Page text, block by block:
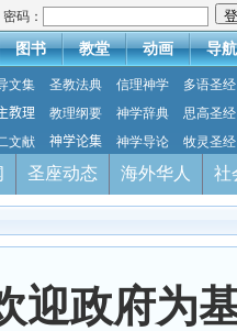
密码：
图书 教堂 动画 导航
文集 圣教法典 信理神学
多语圣经
教理
教理纲要 神学辞典
思高圣经
文献
神学论集 神学导论 牧灵圣经
圣座动态 海外华人 社
迎政府为